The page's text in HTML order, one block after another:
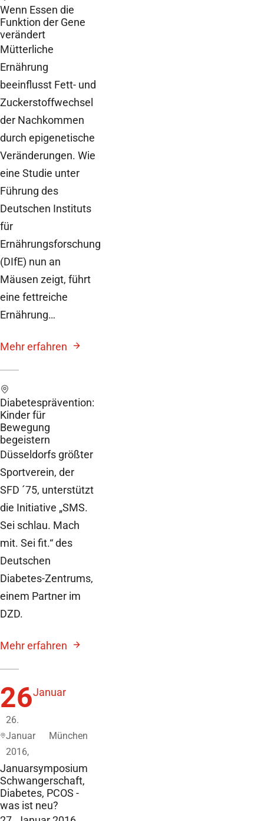
Wenn Essen die
Funktion der Gene
verändert
Mütterliche
Ernährung
beeinflusst Fett- und
Zuckerstoffwechsel
der Nachkommen
durch epigenetische
Veränderungen. Wie
eine Studie unter
Führung des
Deutschen Instituts
für
Ernährungsforschung
(DIfE) nun an
Mäusen zeigt, führt
eine fettreiche
Ernährung…
Mehr erfahren
Diabetesprävention:
Kinder für
Bewegung
begeistern
Düsseldorfs größter
Sportverein, der
SFD ´75, unterstützt
die Initiative „SMS.
Sei schlau. Mach
mit. Sei fit.“ des
Deutschen
Diabetes-Zentrums,
einem Partner im
DZD.
Mehr erfahren
26Januar
26.
Januar
2016,
München
Januarsymposium
Schwangerschaft,
Diabetes, PCOS -
was ist neu?